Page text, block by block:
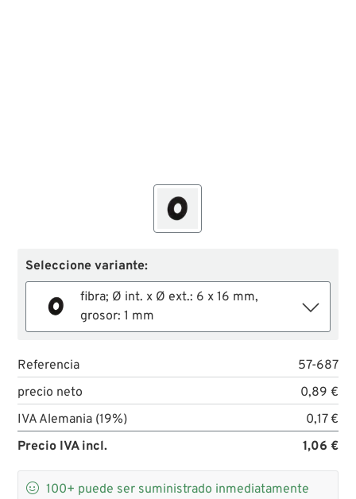
Seleccione variante:
fibra; Ø int. x Ø ext.: 6 x 16 mm,
grosor: 1 mm
Referencia
57-687
precio neto
0,89 €
IVA Alemania (19%)
0,17 €
Precio IVA incl.
1,06 €
 100+ puede ser suministrado inmediatamente